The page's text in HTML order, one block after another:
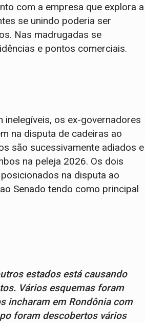
com a empresa que explora a
se unindo poderia ser
Nas madrugadas se
e pontos comerciais.
os ex-governadores
na disputa de cadeiras ao
são sucessivamente adiados e
na peleja 2026. Os dois
na disputa ao
Senado tendo como principal
estados está causando
Vários esquemas foram
incharam em Rondônia com
foram descobertos vários